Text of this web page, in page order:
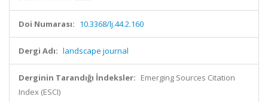
Doi Numarası: 10.3368/lj.44.2.160
Dergi Adı: landscape journal
Derginin Tarandığı İndeksler: Emerging Sources Citation
Index (ESCI)